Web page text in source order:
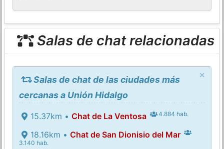
Salas de chat relacionadas
×
Salas de chat de las ciudades más
cercanas a Unión Hidalgo
15.37km • Chat de La Ventosa 4.884 hab.
18.16km • Chat de San Dionisio del Mar
3.140 hab.